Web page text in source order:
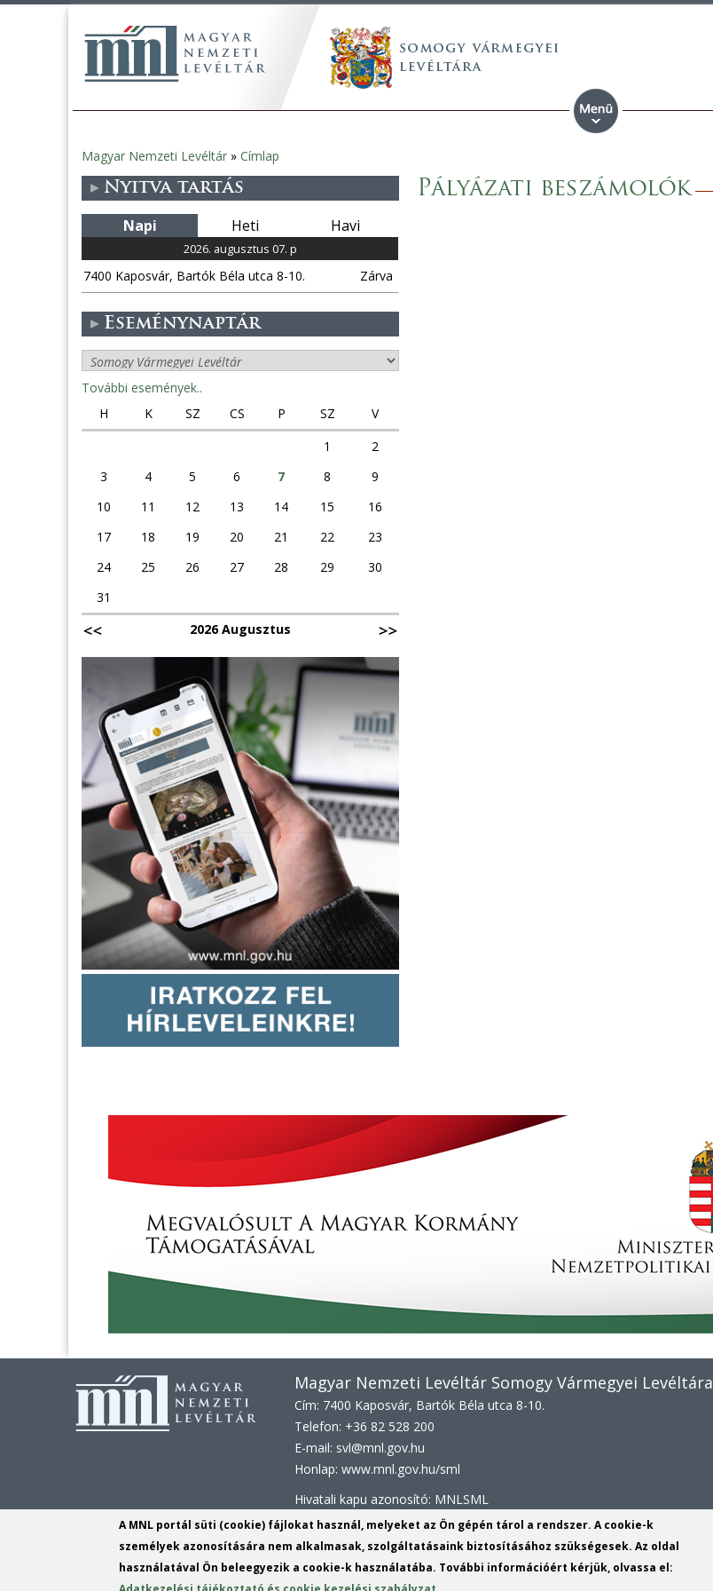
Jelenlegi
hely
Magyar Nemzeti Levéltár » Címlap
Pályázati beszámolók
Nyitva tartás
Napi Heti Havi
2026. augusztus 07. p
7400 Kaposvár, Bartók Béla utca 8-10. Zárva
Eseménynaptár
További események..
H
K SZ CS P SZ
V
1
2
3
4 5 6 7 8
9
10
11 12 13 14 15
16
17
18 19 20 21 22
23
24
25 26 27 28 29
30
31
2026 Augusztus
Magyar Nemzeti Levéltár Somogy Vármegyei Levéltára
Cím: 7400 Kaposvár, Bartók Béla utca 8-10.
Telefon: +36 82 528 200
E-mail: svl@mnl.gov.hu
Honlap: www.mnl.gov.hu/sml
Hivatali kapu azonosító: MNLSML
KRID:161313779
KÉR azonosító:MNLSML
KRID: 113809158
A MNL portál süti (cookie) fájlokat használ, melyeket az Ön gépén tárol a rendszer. A cookie-k
személyek azonosítására nem alkalmasak, szolgáltatásaink biztosításához szükségesek. Az oldal
használatával Ön beleegyezik a cookie-k használatába. További információért kérjük, olvassa el: